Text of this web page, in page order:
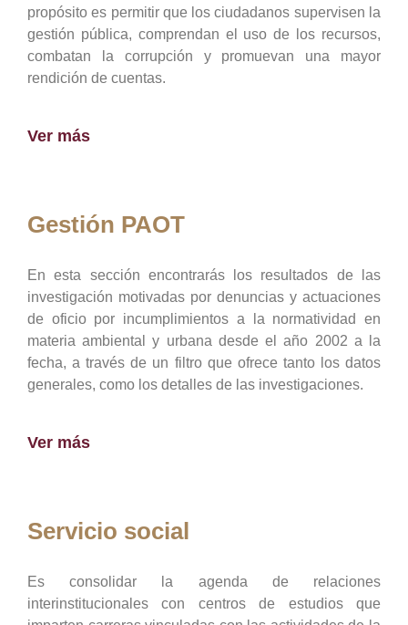
propósito es permitir que los ciudadanos supervisen la
gestión pública, comprendan el uso de los recursos,
combatan la corrupción y promuevan una mayor
rendición de cuentas.
Ver más
Gestión PAOT
En esta sección encontrarás los resultados de las
investigación motivadas por denuncias y actuaciones
de oficio por incumplimientos a la normatividad en
materia ambiental y urbana desde el año 2002 a la
fecha, a través de un filtro que ofrece tanto los datos
generales, como los detalles de las investigaciones.
Ver más
Servicio social
Es consolidar la agenda de relaciones
interinstitucionales con centros de estudios que